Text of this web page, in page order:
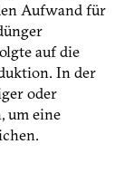
Aufwand für
auf die
In der
oder
um eine